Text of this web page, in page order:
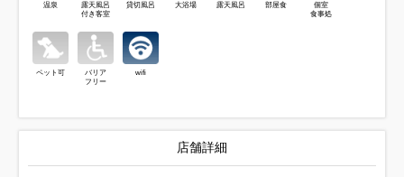
温泉
露天風呂
付き客室
貸切風呂 大浴場 露天風呂 部屋食
個室
食事処
ペット可
バリア
フリー
wifi
店舗詳細